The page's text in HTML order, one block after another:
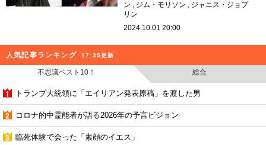
ン
ジム・モリソン
ジャニス・ジョプ
リン
2024.10.01 20:00
人気記事ランキング 17:35更新
不思議ベスト10！ 総合
トランプ大統領に「エイリアン発表原稿」を渡した男
コロナ的中霊能者が語る2026年の予言ビジョン
臨死体験で会った「素顔のイエス」